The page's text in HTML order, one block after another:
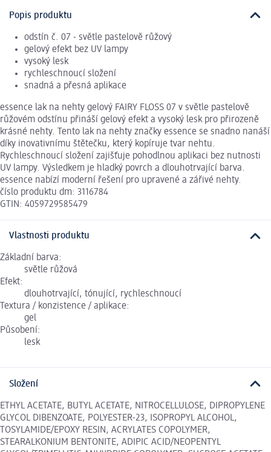
Popis produktu
odstín č. 07 - světle pastelově růžový
gelový efekt bez UV lampy
vysoký lesk
rychleschnoucí složení
snadná a přesná aplikace
essence lak na nehty gelový FAIRY FLOSS 07 v světle pastelově
růžovém odstínu přináší gelový efekt a vysoký lesk pro přirozeně
krásné nehty. Tento lak na nehty značky essence se snadno nanáší
díky inovativnímu štětečku, který kopíruje tvar nehtu.
Rychleschnoucí složení zajišťuje pohodlnou aplikaci bez nutnosti
UV lampy. Výsledkem je hladký povrch a dlouhotrvající barva.
essence nabízí moderní řešení pro upravené a zářivé nehty.
číslo produktu dm: 3116784
GTIN: 4059729585479
Vlastnosti produktu
Základní barva:
světle růžová
Efekt:
dlouhotrvající, tónující, rychleschnoucí
Textura / konzistence / aplikace:
gel
Působení:
lesk
Složení
ETHYL ACETATE, BUTYL ACETATE, NITROCELLULOSE, DIPROPYLENE
GLYCOL DIBENZOATE, POLYESTER-23, ISOPROPYL ALCOHOL,
TOSYLAMIDE/EPOXY RESIN, ACRYLATES COPOLYMER,
STEARALKONIUM BENTONITE, ADIPIC ACID/NEOPENTYL